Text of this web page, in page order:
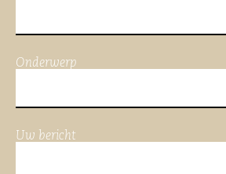
Onderwerp
Uw bericht